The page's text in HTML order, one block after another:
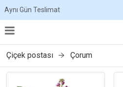
Aynı Gün Teslimat
Çiçek postası Çorum